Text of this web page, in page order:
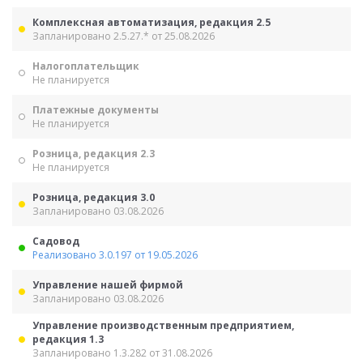
Комплексная автоматизация, редакция 2.5
Запланировано 2.5.27.* от 25.08.2026
Налогоплательщик
Не планируется
Платежные документы
Не планируется
Розница, редакция 2.3
Не планируется
Розница, редакция 3.0
Запланировано 03.08.2026
Садовод
Реализовано 3.0.197 от 19.05.2026
Управление нашей фирмой
Запланировано 03.08.2026
Управление производственным предприятием,
редакция 1.3
Запланировано 1.3.282 от 31.08.2026